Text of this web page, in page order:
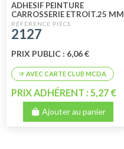
ADHESIF PEINTURE
CARROSSERIE ETROIT.25 MM
2127
PRIX PUBLIC : 6,06 €
PRIX ADHÉRENT : 5,27 €
Ajouter au panier